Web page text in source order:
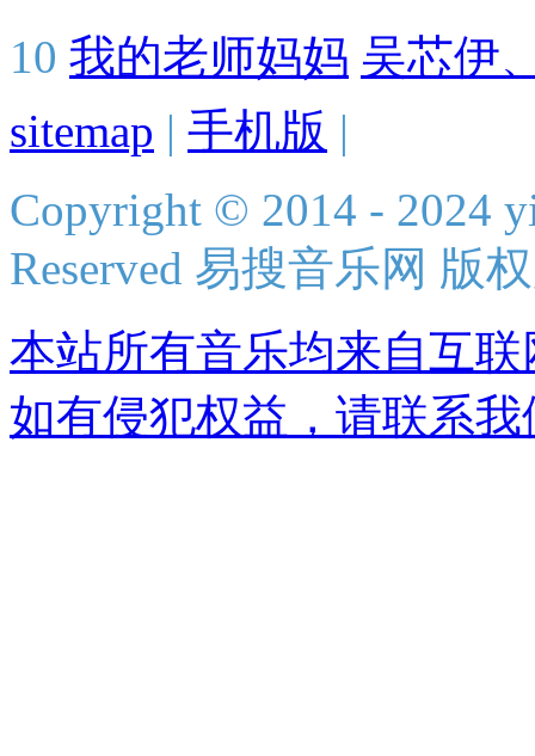
10 我的老师妈妈 吴芯伊
sitemap | 手机版 |
Copyright © 2014 - 2024
Reserved 易搜音乐网 版
本站所有音乐均来自互
如有侵犯权益，请联系